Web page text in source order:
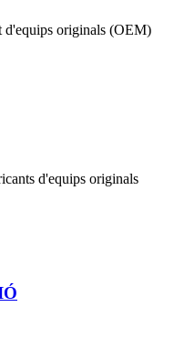
d'equips originals (OEM)
d'equips originals